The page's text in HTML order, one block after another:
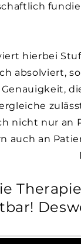
hierbei
absolviert,
nicht nur an
auch an